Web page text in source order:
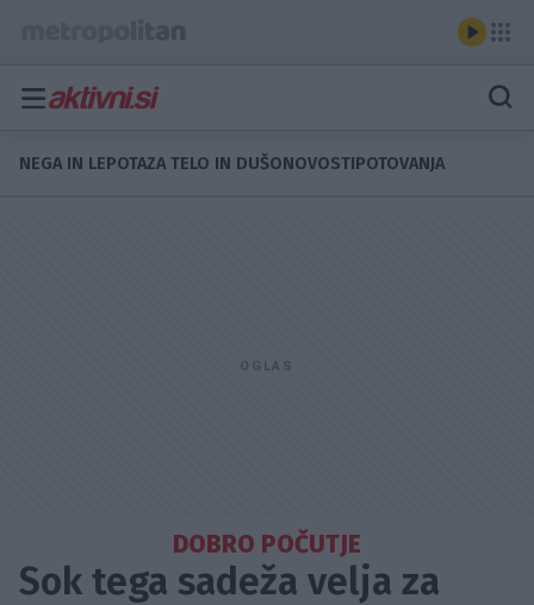
NEGA IN LEPOTAZA TELO IN DUŠONOVOSTIPOTOVANJA
DOBRO POČUTJE
Sok tega sadeža velja za